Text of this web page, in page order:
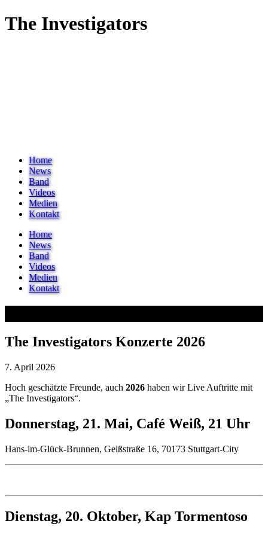
The Investigators
Home
News
Band
Videos
Medien
Kontakt
Home
News
Band
Videos
Medien
Kontakt
The Investigators Konzerte 2026
7. April 2026
Hoch geschätzte Freunde, auch 2026 haben wir Live Auftritte mit
„The Investigators“.
Donnerstag, 21. Mai, Café Weiß, 21 Uhr
Hans-im-Glück-Brunnen, Geißstraße 16, 70173 Stuttgart-City
Dienstag, 20. Oktober, Kap Tormentoso